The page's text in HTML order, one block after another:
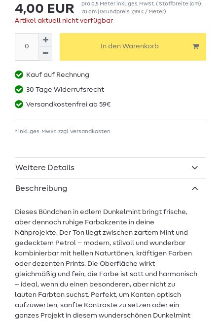
4,00 EUR pro0,5 Meterinkl. ges. MwSt. ( Stoffbreite (cm):
70 cm | Grundpreis 7,99 € / Meter)
Artikel aktuell nicht verfügbar
In den Warenkorb
Kauf auf Rechnung
30 Tage Widerrufsrecht
Versandkostenfrei ab 59€
* inkl. ges. MwSt. zzgl. Versandkosten
Weitere Details
Beschreibung
Dieses Bündchen in edlem Dunkelmint bringt frische,
aber dennoch ruhige Farbakzente in deine
Nähprojekte. Der Ton liegt zwischen zartem Mint und
gedecktem Petrol – modern, stilvoll und wunderbar
kombinierbar mit hellen Naturtönen, kräftigen Farben
oder dezenten Prints. Die Oberfläche wirkt
gleichmäßig und fein, die Farbe ist satt und harmonisch
– ideal, wenn du einen besonderen, aber nicht zu
lauten Farbton suchst. Perfekt, um Kanten optisch
aufzuwerten, sanfte Kontraste zu setzen oder ein
ganzes Projekt in diesem wunderschönen Dunkelmint